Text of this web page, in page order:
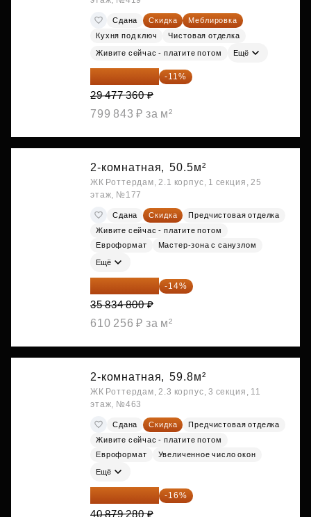
Сдана Скидка
Меблировка
Кухня под ключ
Чистовая отделка
Живите сейчас - платите потом Ещё
26 234 850 ₽ -11%
29 477 360 ₽
799 843 ₽ за м²
2-комнатная, 50.5м²
ЖК Роттердам, 2.1 корпус, 1 секция, 25
этаж, №177
Сдана Скидка
Предчистовая отделка
Живите сейчас - платите потом
Евроформат
Мастер-зона с санузлом
Ещё
30 817 928 ₽ -14%
35 834 800 ₽
610 256 ₽ за м²
2-комнатная, 59.8м²
ЖК Роттердам, 2.3 корпус, 3 секция, 11
этаж, №463
Сдана Скидка
Предчистовая отделка
Живите сейчас - платите потом
Евроформат
Увеличенное число окон
Ещё
34 338 595 ₽ -16%
40 879 280 ₽